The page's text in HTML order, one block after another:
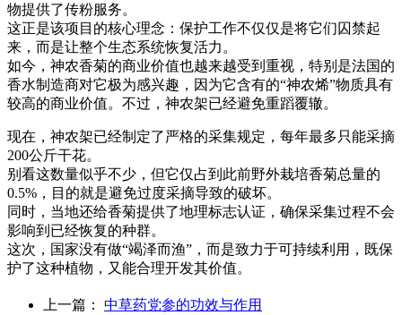
物提供了传粉服务。
这正是该项目的核心理念：保护工作不仅仅是将它们囚禁起
来，而是让整个生态系统恢复活力。
如今，神农香菊的商业价值也越来越受到重视，特别是法国的
香水制造商对它极为感兴趣，因为它含有的“神农烯”物质具有
较高的商业价值。不过，神农架已经避免重蹈覆辙。
现在，神农架已经制定了严格的采集规定，每年最多只能采摘
200公斤干花。
别看这数量似乎不少，但它仅占到此前野外栽培香菊总量的
0.5%，目的就是避免过度采摘导致的破坏。
同时，当地还给香菊提供了地理标志认证，确保采集过程不会
影响到已经恢复的种群。
这次，国家没有做“竭泽而渔”，而是致力于可持续利用，既保
护了这种植物，又能合理开发其价值。
上一篇： 中草药党参的功效与作用